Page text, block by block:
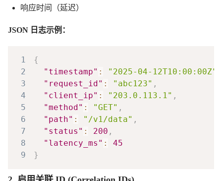
响应时间（延迟）
JSON 日志示例：
1
{
2
"timestamp" : "2025-04-12T10:00:00Z"
3
"request_id" : "abc123" ,
4
"client_ip" : "203.0.113.1" ,
5
"method" : "GET" ,
6
"path" : "/v1/data" ,
7
"status" : 200 ,
8
"latency_ms" :
45
9
}